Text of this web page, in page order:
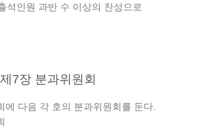
석인원 과반 수 이상의 찬성으로
제7장 분과위원회
에 다음 각 호의 분과위원회를 둔다.